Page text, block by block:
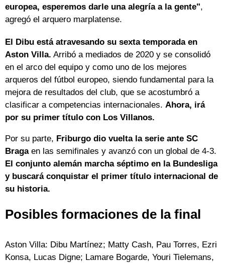
europea, esperemos darle una alegría a la gente",
agregó el arquero marplatense.
El Dibu está atravesando su sexta temporada en
Aston Villa. Arribó a mediados de 2020 y se consolidó
en el arco del equipo y como uno de los mejores
arqueros del fútbol europeo, siendo fundamental para la
mejora de resultados del club, que se acostumbró a
clasificar a competencias internacionales. Ahora, irá
por su primer título con Los Villanos.
Por su parte, Friburgo dio vuelta la serie ante SC
Braga en las semifinales y avanzó con un global de 4-3.
El conjunto alemán marcha séptimo en la Bundesliga
y buscará conquistar el primer título internacional de
su historia.
Posibles formaciones de la final
Aston Villa: Dibu Martínez; Matty Cash, Pau Torres, Ezri
Konsa, Lucas Digne; Lamare Bogarde, Youri Tielemans,